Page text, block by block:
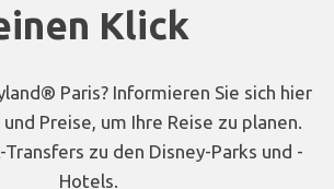
Klick
Paris? Informieren Sie sich hier
Preise, um Ihre Reise zu planen.
zu den Disney-Parks und -
Hotels.